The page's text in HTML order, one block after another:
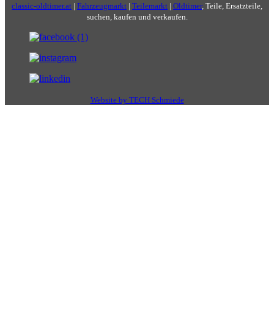
classic-oldtimer.at | Fahrzeugmarkt | Teilemarkt | Oldtimer, Teile, Ersatzteile,
suchen, kaufen und verkaufen.
Website by TECH Schmiede